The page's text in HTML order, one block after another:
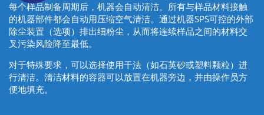
每个样品制备周期后，机器会自动清洁。所有与样品材料接触
的机器部件都会自动用压缩空气清洁。通过机器SPS可控的外部
除尘装置（选项）排出细粉尘，从而将连续样品之间的材料交
叉污染风险降至最低。
对于特殊要求，可以选择使用干法（如石英砂或塑料颗粒）进
行清洁。清洁材料的容器可以放置在机器旁边，并由操作员方
便地填充。